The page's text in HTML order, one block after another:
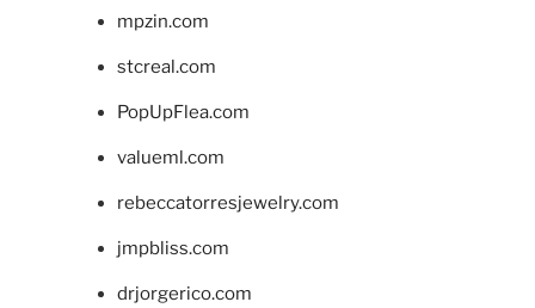
mpzin.com
stcreal.com
PopUpFlea.com
valueml.com
rebeccatorresjewelry.com
jmpbliss.com
drjorgerico.com